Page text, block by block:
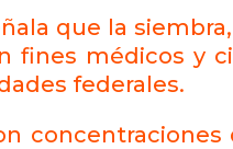
que la
fines médicos y
federales.